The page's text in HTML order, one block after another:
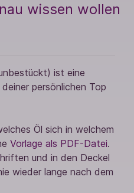
wissen wollen
ist eine
persönlichen Top
Öl sich in welchem
Vorlage als PDF-Datei.
und in den Deckel
wieder lange nach dem